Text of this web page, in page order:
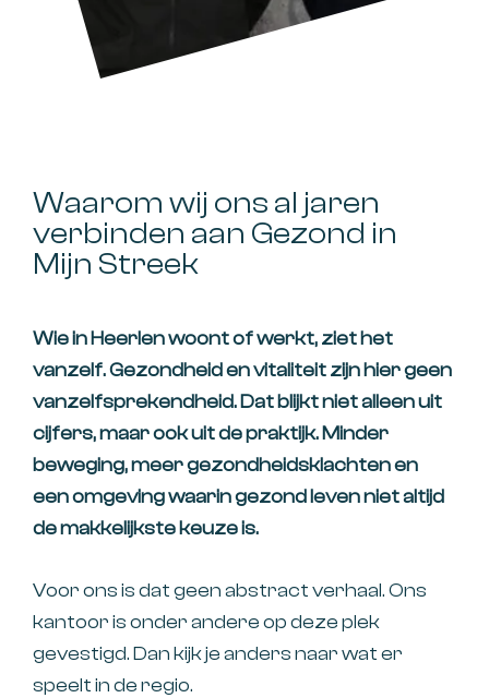
Waarom wij ons al jaren
verbinden aan Gezond in
Mijn Streek
Wie in Heerlen woont of werkt, ziet het
vanzelf. Gezondheid en vitaliteit zijn hier geen
vanzelfsprekendheid. Dat blijkt niet alleen uit
cijfers, maar ook uit de praktijk. Minder
beweging, meer gezondheidsklachten en
een omgeving waarin gezond leven niet altijd
de makkelijkste keuze is.
Voor ons is dat geen abstract verhaal. Ons
kantoor is onder andere op deze plek
gevestigd. Dan kijk je anders naar wat er
speelt in de regio.